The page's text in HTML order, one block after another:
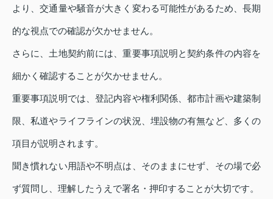
より、交通量や騒音が大きく変わる可能性があるため、長期
的な視点での確認が欠かせません。
さらに、土地契約前には、重要事項説明と契約条件の内容を
細かく確認することが欠かせません。
重要事項説明では、登記内容や権利関係、都市計画や建築制
限、私道やライフラインの状況、埋設物の有無など、多くの
項目が説明されます。
聞き慣れない用語や不明点は、そのままにせず、その場で必
ず質問し、理解したうえで署名・押印することが大切です。